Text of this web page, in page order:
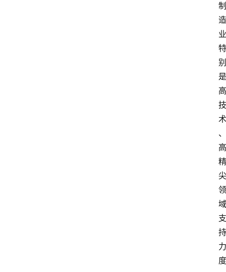
制
造
业
特
别
是
高
技
术
、
高
精
尖
领
域
支
持
力
度